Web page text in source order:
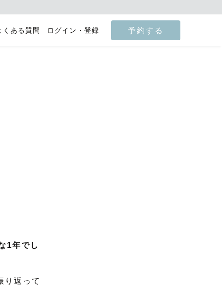
くある質問 ログイン・登録 予約する
1年でし
り返って